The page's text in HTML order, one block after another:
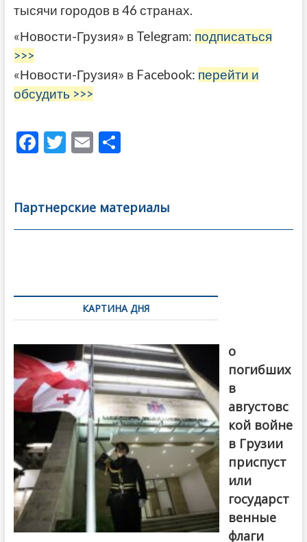
тысячи городов в 46 странах.
«Новости-Грузия» в Telegram: подписаться
>>>
«Новости-Грузия» в Facebook: перейти и
обсудить >>>
F
b
o
T
er
E
l
О
а
в
Партнерские материалы
по
записямКАРТИНА ДНЯ
о
погибших
в
августовс
кой войне
в Грузии
приспуст
или
государст
венные
флаги